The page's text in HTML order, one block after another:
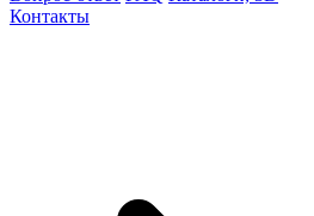
Контакты